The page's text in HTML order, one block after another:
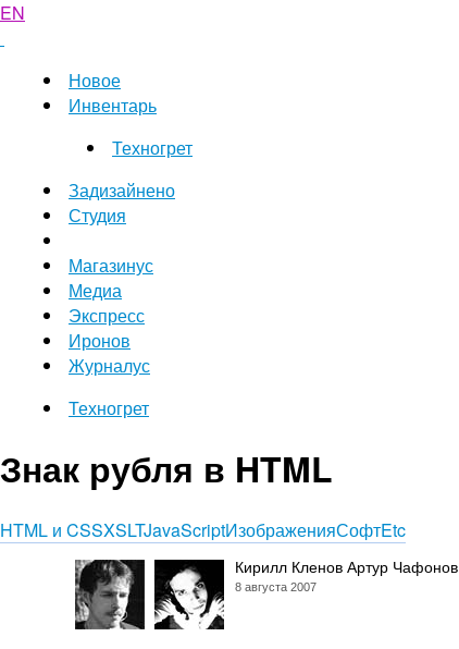
EN
Новое
Инвентарь
Техногрет
Задизайнено
Студия
Магазинус
Медиа
Экспресс
Иронов
Журналус
Техногрет
Знак рубля в HTML
HTML и CSSXSLTJavaScriptИзображенияСофтEtc
Кирилл Кленов Артур Чафонов
8 августа 2007